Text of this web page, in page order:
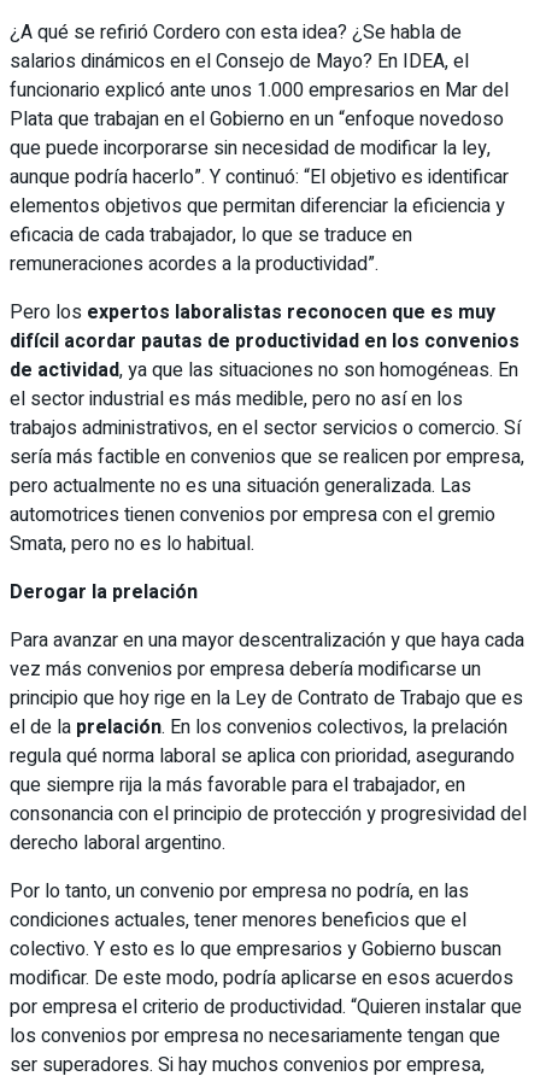
¿A qué se refirió Cordero con esta idea? ¿Se habla de
salarios dinámicos en el Consejo de Mayo? En IDEA, el
funcionario explicó ante unos 1.000 empresarios en Mar del
Plata que trabajan en el Gobierno en un “enfoque novedoso
que puede incorporarse sin necesidad de modificar la ley,
aunque podría hacerlo”. Y continuó: “El objetivo es identificar
elementos objetivos que permitan diferenciar la eficiencia y
eficacia de cada trabajador, lo que se traduce en
remuneraciones acordes a la productividad”.
Pero los expertos laboralistas reconocen que es muy
difícil acordar pautas de productividad en los convenios
de actividad, ya que las situaciones no son homogéneas. En
el sector industrial es más medible, pero no así en los
trabajos administrativos, en el sector servicios o comercio. Sí
sería más factible en convenios que se realicen por empresa,
pero actualmente no es una situación generalizada. Las
automotrices tienen convenios por empresa con el gremio
Smata, pero no es lo habitual.
Derogar la prelación
Para avanzar en una mayor descentralización y que haya cada
vez más convenios por empresa debería modificarse un
principio que hoy rige en la Ley de Contrato de Trabajo que es
el de la prelación. En los convenios colectivos, la prelación
regula qué norma laboral se aplica con prioridad, asegurando
que siempre rija la más favorable para el trabajador, en
consonancia con el principio de protección y progresividad del
derecho laboral argentino.
Por lo tanto, un convenio por empresa no podría, en las
condiciones actuales, tener menores beneficios que el
colectivo. Y esto es lo que empresarios y Gobierno buscan
modificar. De este modo, podría aplicarse en esos acuerdos
por empresa el criterio de productividad. “Quieren instalar que
los convenios por empresa no necesariamente tengan que
ser superadores. Si hay muchos convenios por empresa,